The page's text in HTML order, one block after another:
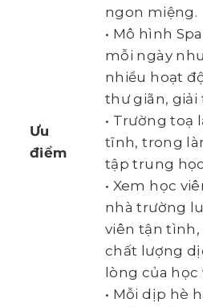
Ưu
điểm
ngon miệng.
• Mô hình
mỗi ngày
nhiều hoạt
thư giãn, giải
• Trường toạ
tĩnh, trong
tập trung
• Xem học
nhà trường
viên tận
chất lượng
lòng của học
• Mỗi dịp hè